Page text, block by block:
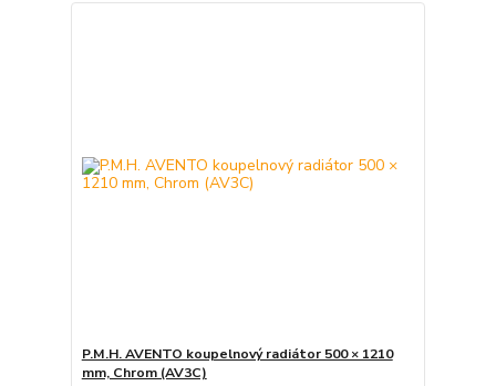
P.M.H. AVENTO koupelnový radiátor 500 × 1210
mm, Chrom (AV3C)